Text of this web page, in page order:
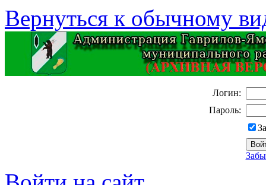
Вернуться к обычному
Логин:
Пароль: